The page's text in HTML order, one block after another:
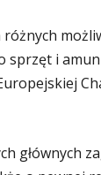
sprzęt i
głównych